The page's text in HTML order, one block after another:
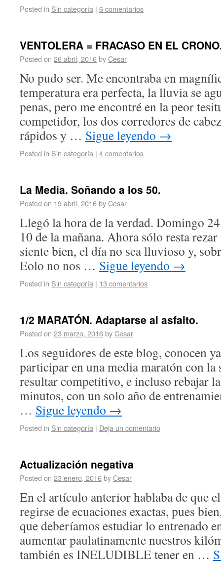
Posted in Sin categoría | 6 comentarios
VENTOLERA = FRACASO EN EL
Posted on 26 abril, 2016byCesar
No pudo ser. Me encontraba en
temperatura era perfecta, la lluvia se
penas, pero me encontré en la peor
competidor, los dos corredores de
rápidos y … Sigue leyendo →
Posted in Sin categoría | 4 comentarios
La Media. Soñando a los 50.
Posted on 19 abril, 2016byCesar
Llegó la hora de la verdad. Domingo
10 de la mañana. Ahora sólo resta
siente bien, el día no sea lluvioso y,
Eolo no nos … Sigue leyendo →
Posted in Sin categoría | 13 comentarios
1/2 MARATÓN. Adaptarse al asfalto.
Posted on 23 marzo, 2016byCesar
Los seguidores de este blog, conocen
participar en una media maratón con la
resultar competitivo, e incluso rebajar
minutos, con un solo año de
… Sigue leyendo →
Posted in Sin categoría | Deja un comentario
Actualización negativa
Posted on 23 enero, 2016byCesar
En el artículo anterior hablaba de que
regirse de ecuaciones exactas, pues
que deberíamos estudiar lo entrenado
aumentar paulatinamente nuestros
también es INELUDIBLE tener en …